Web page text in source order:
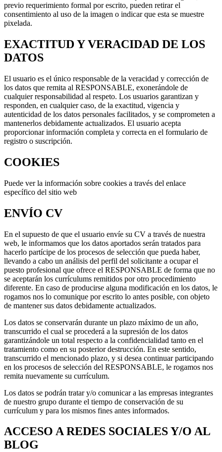
previo requerimiento formal por escrito, pueden retirar el
consentimiento al uso de la imagen o indicar que esta se muestre
pixelada.
EXACTITUD Y VERACIDAD DE LOS
DATOS
El usuario es el único responsable de la veracidad y corrección de
los datos que remita al RESPONSABLE, exonerándole de
cualquier responsabilidad al respeto. Los usuarios garantizan y
responden, en cualquier caso, de la exactitud, vigencia y
autenticidad de los datos personales facilitados, y se comprometen a
mantenerlos debidamente actualizados. El usuario acepta
proporcionar información completa y correcta en el formulario de
registro o suscripción.
COOKIES
Puede ver la información sobre cookies a través del enlace
específico del sitio web
ENVÍO CV
En el supuesto de que el usuario envíe su CV a través de nuestra
web, le informamos que los datos aportados serán tratados para
hacerlo partícipe de los procesos de selección que pueda haber,
llevando a cabo un análisis del perfil del solicitante a ocupar el
puesto profesional que ofrece el RESPONSABLE de forma que no
se aceptarán los currículums remitidos por otro procedimiento
diferente. En caso de producirse alguna modificación en los datos, le
rogamos nos lo comunique por escrito lo antes posible, con objeto
de mantener sus datos debidamente actualizados.
Los datos se conservarán durante un plazo máximo de un año,
transcurrido el cual se procederá a la supresión de los datos
garantizándole un total respecto a la confidencialidad tanto en el
tratamiento como en su posterior destrucción. En este sentido,
transcurrido el mencionado plazo, y si desea continuar participando
en los procesos de selección del RESPONSABLE, le rogamos nos
remita nuevamente su currículum.
Los datos se podrán tratar y/o comunicar a las empresas integrantes
de nuestro grupo durante el tiempo de conservación de su
currículum y para los mismos fines antes informados.
ACCESO A REDES SOCIALES Y/O AL
BLOG